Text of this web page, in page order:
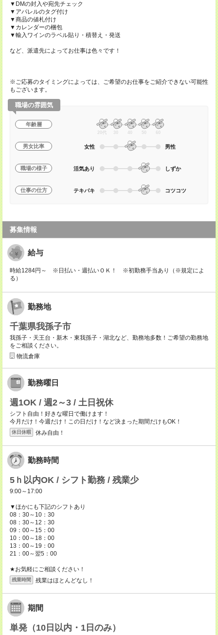
▼DMの封入や宛先チェック
▼アパレルのタグ付け
▼商品の値札付け
▼カレンダーの梱包
▼輸入ワインのラベル貼り・積替え・発送
など、派遣先によってお仕事は色々です！
※ご応募のタイミングによっては、ご希望のお仕事をご紹介できない可能性
もございます。
職場の雰囲気
年齢層
20代 30 40 50 60
男女比率 女性 男性
職場の様子 活気あり しずか
仕事の仕方 テキパキ コツコツ
募集情報
給与
時給1284円～ ※日払い・週払いＯＫ！ ※初勤務手当あり（※規定によ
る）
勤務地
千葉県我孫子市
我孫子・天王台・新木・東我孫子・湖北など、勤務地多数！ご希望の勤務地
をご相談ください。
物流倉庫
勤務曜日
週1OK / 週2～3 / 土日祝休
シフト自由！好きな曜日で働けます！
今月だけ！今週だけ！この日だけ！など決まった期間だけもOK！
休日休暇 休み自由！
勤務時間
5ｈ以内OK / シフト勤務 / 残業少
9:00～17:00
▼ほかにも下記のシフトあり
08：30～10：30
08：30～12：30
09：00～15：00
10：00～18：00
13：00～19：00
21：00～翌5：00
★お気軽にご相談ください！
残業時間 残業はほとんどなし！
期間
単発（10日以内・1日のみ）